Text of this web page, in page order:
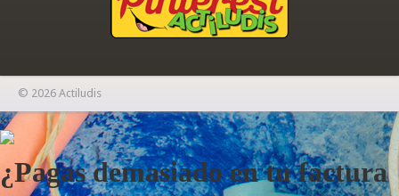
© 2026 Actiludis
×
¿Pagas demasiado en tu factura